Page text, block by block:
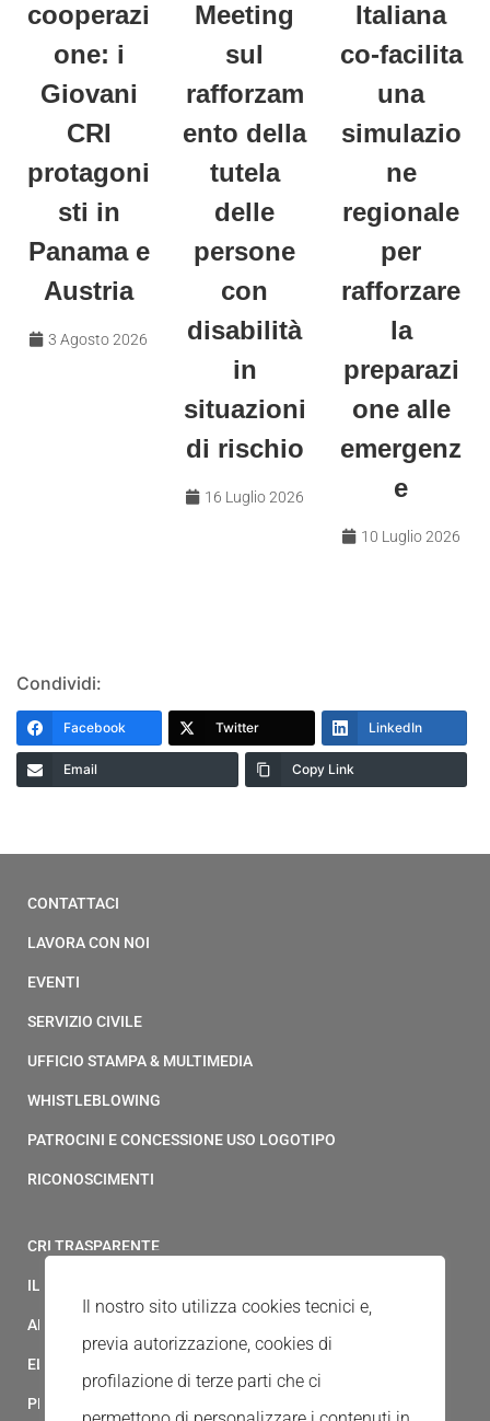
cooperazi
one: i
Giovani
CRI
protagoni
sti in
Panama e
Austria
3 Agosto 2026
Meeting
sul
rafforzam
ento della
tutela
delle
persone
con
disabilità
in
situazioni
di rischio
16 Luglio 2026
Italiana
co-facilita
una
simulazio
ne
regionale
per
rafforzare
la
preparazi
one alle
emergenz
e
10 Luglio 2026
Condividi:
Facebook Twitter LinkedIn
Email Copy Link
CONTATTACI
LAVORA CON NOI
EVENTI
SERVIZIO CIVILE
UFFICIO STAMPA & MULTIMEDIA
WHISTLEBLOWING
PATROCINI E CONCESSIONE USO LOGOTIPO
RICONOSCIMENTI
CRI TRASPARENTE
IL MODELLO 231 DELLA CROCE ROSSA ITALIANA
ALBO FORNITORI
ELENCO AVVOCATI
PRIVACY
Il nostro sito utilizza cookies tecnici e,
previa autorizzazione, cookies di
profilazione di terze parti che ci